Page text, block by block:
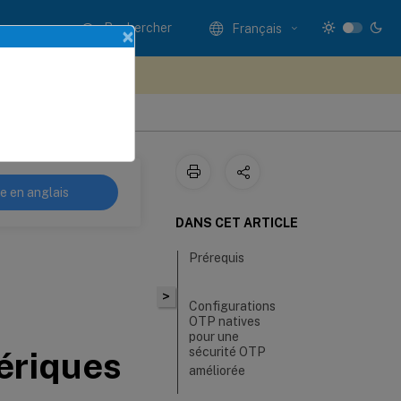
Rechercher Français
en anglais
>
DANS CET ARTICLE
Prérequis
Configurations
OTP natives
pour une
sécurité OTP
améliorée
×